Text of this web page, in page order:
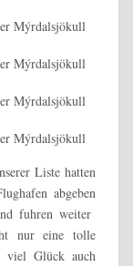
Liste hatten
abgeben
fuhren weiter
nur eine tolle
viel Glück auch